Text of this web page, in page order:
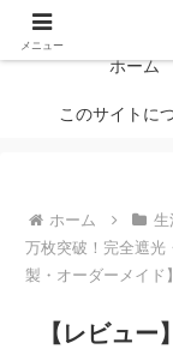
デー
ホーム
このサイトに
ホーム 生
万枚突破！完全遮光
製・オーダーメイド】
【レビュ
メニュー